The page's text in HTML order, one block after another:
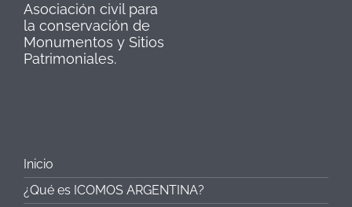
Asociación civil para
la conservación de
Monumentos y Sitios
Patrimoniales.
Inicio
¿Qué es ICOMOS ARGENTINA?